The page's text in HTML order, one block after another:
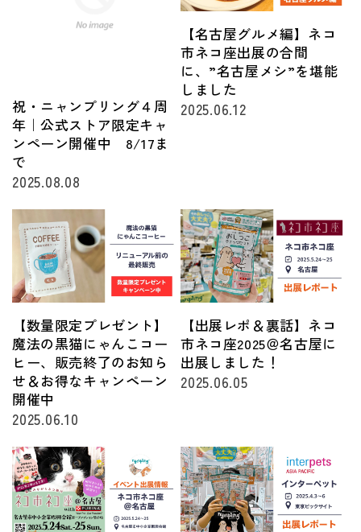
祝・ニャンプリング４周
年｜公式ストア限定キャ
ンペーン開催中 8/17ま
で
2025.08.08
【名古屋グルメ編】ネコ
市ネコ座出展の合間
に、”名古屋メシ”を堪能
しました
2025.06.12
【数量限定プレゼント】
魔法の黒猫にゃんこコー
ヒー、販売終了のお知ら
せ＆お得なキャンペーン
開催中
2025.06.10
【出展レポ＆裏話】ネコ
市ネコ座2025＠名古屋に
出展しました！
2025.06.05